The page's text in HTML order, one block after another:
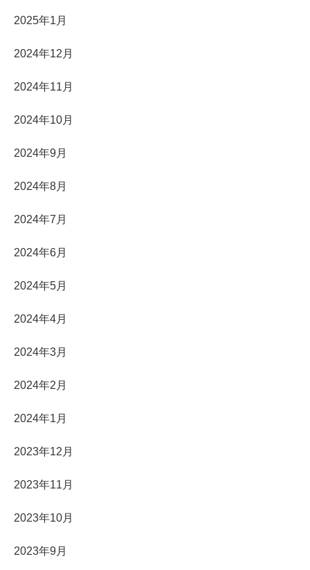
2025年1月
2024年12月
2024年11月
2024年10月
2024年9月
2024年8月
2024年7月
2024年6月
2024年5月
2024年4月
2024年3月
2024年2月
2024年1月
2023年12月
2023年11月
2023年10月
2023年9月